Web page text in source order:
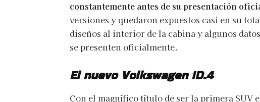
constantemente antes de su presentación
versiones y quedaron expuestos casi en su
diseños al interior de la cabina y algunos
se presenten oficialmente.
El nuevo Volkswagen ID.4
Con el magnífico título de ser la primera SUV